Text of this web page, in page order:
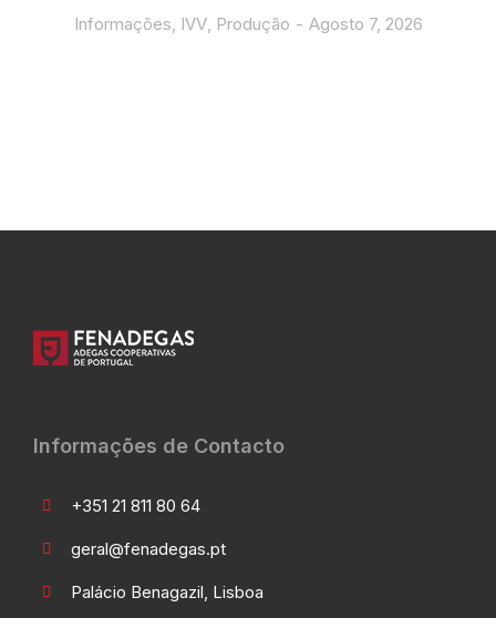
Informações, IVV, Produção Agosto 7, 2026
Informações de Contacto
+351 21 811 80 64
geral@fenadegas.pt
Palácio Benagazil, Lisboa